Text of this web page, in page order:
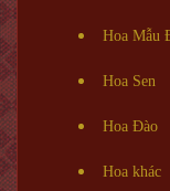
Hoa Mẫu
Hoa Sen
Hoa Đào
Hoa khác